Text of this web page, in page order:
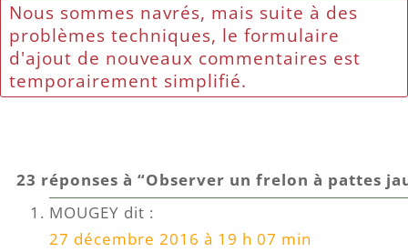
Nous sommes navrés, mais suite à des
problèmes techniques, le formulaire
d'ajout de nouveaux commentaires est
temporairement simplifié.
23 réponses à “Observer un frelon à pattes
MOUGEY dit :
27 décembre 2016 à 19 h 07 min